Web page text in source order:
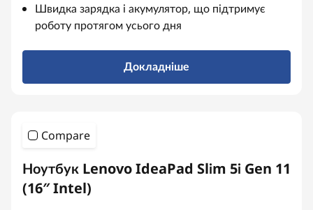
Швидка зарядка і акумулятор, що підтримує
роботу протягом усього дня
Докладніше
Compare
Ноутбук Lenovo IdeaPad Slim 5i Gen 11
(16″ Intel)